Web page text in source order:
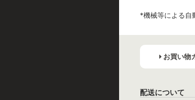
*機械等による自
お買い物
配送について